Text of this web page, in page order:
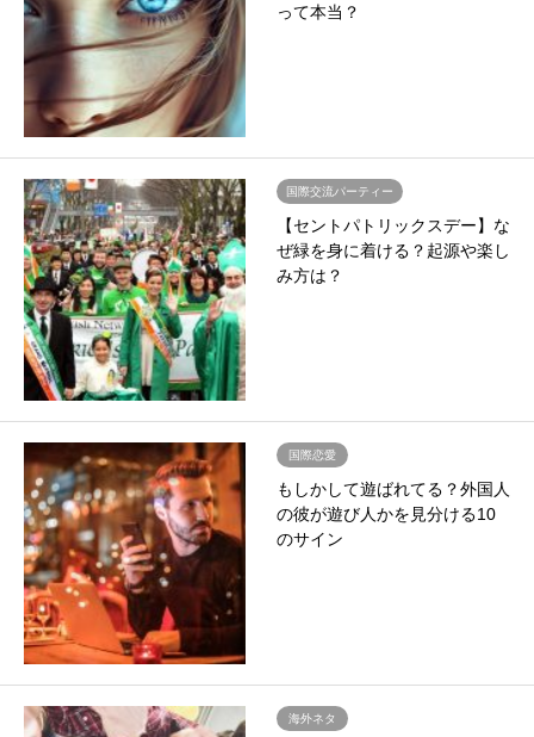
って本当？
国際交流パーティー
【セントパトリックスデー】な
ぜ緑を身に着ける？起源や楽し
み方は？
国際恋愛
もしかして遊ばれてる？外国人
の彼が遊び人かを見分ける10
のサイン
海外ネタ